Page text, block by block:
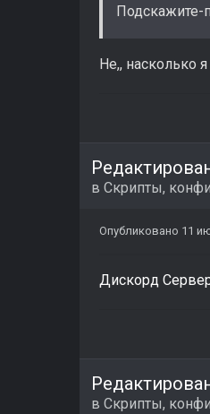
Не,, насколько
в Скрипты,
Опубликовано 11
Дискорд
в Скрипты,